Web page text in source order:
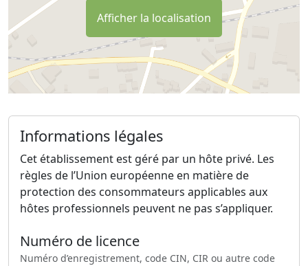
Afficher la localisation
Informations légales
Cet établissement est géré par un hôte privé. Les
règles de l’Union européenne en matière de
protection des consommateurs applicables aux
hôtes professionnels peuvent ne pas s’appliquer.
Numéro de licence
Numéro d’enregistrement, code CIN, CIR ou autre code